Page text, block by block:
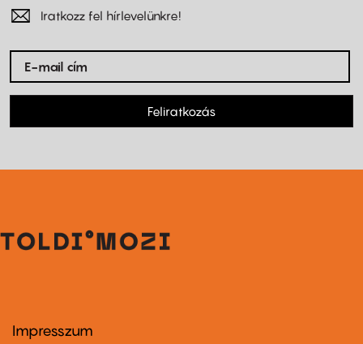
Iratkozz fel hírlevelünkre!
Feliratkozás
Footer
Impresszum